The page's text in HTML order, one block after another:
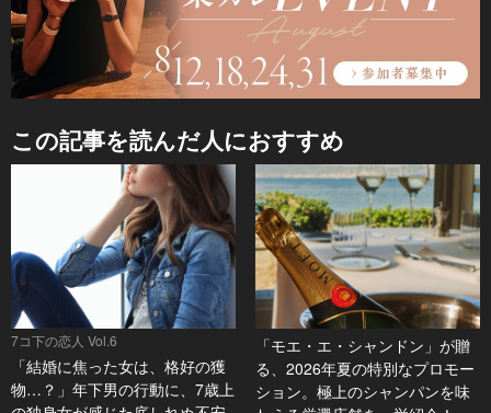
この記事を読んだ人におすすめ
7コ下の恋人 Vol.6
「結婚に焦った女は、格好の獲
物…？」年下男の行動に、7歳上
「モエ・エ・シャンドン」が贈
る、2026年夏の特別なプロモー
ション。極上のシャンパンを味